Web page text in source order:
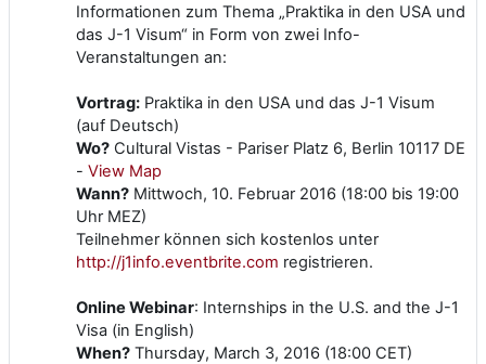
Informationen zum Thema „Praktika in den USA und
das J-1 Visum“ in Form von zwei Info-
Veranstaltungen an:
Vortrag: Praktika in den USA und das J-1 Visum
(auf Deutsch)
Wo? Cultural Vistas - Pariser Platz 6, Berlin 10117 DE
- View Map
Wann? Mittwoch, 10. Februar 2016 (18:00 bis 19:00
Uhr MEZ)
Teilnehmer können sich kostenlos unter
http://j1info.eventbrite.com registrieren.
Online Webinar: Internships in the U.S. and the J-1
Visa (in English)
When? Thursday, March 3, 2016 (18:00 CET)